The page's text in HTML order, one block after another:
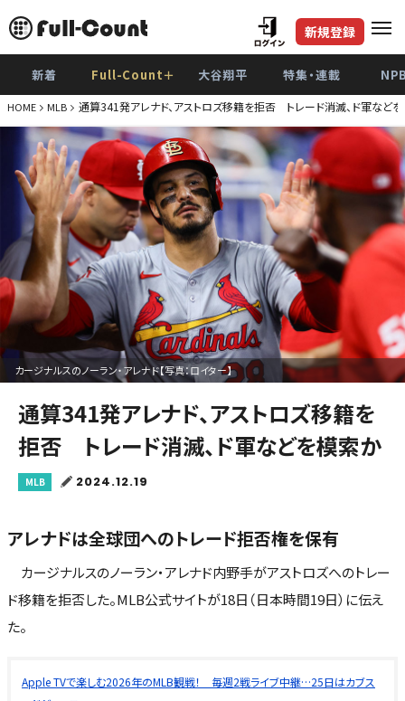
新規登録
新着 Full-Count＋ 大谷翔平 特集・連載
HOME MLB 通算341発アレナド、アストロズ移籍を拒否 トレード消滅、ド軍など
カージナルスのノーラン・アレナド【写真：ロイター】
通算341発アレナド、アストロズ移籍を
拒否 トレード消滅、ド軍などを模索か
MLB 2024.12.19
アレナドは全球団へのトレード拒否権を保有
カージナルスのノーラン・アレナド内野手がアストロズへのトレー
ド移籍を拒否した。MLB公式サイトが18日（日本時間19日）に伝え
た。
Apple TVで楽しむ2026年のMLB観戦！ 毎週2戦ライブ中継…25日はカブス